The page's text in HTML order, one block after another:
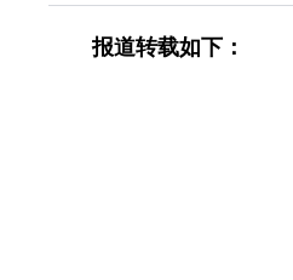
报道转载如下：